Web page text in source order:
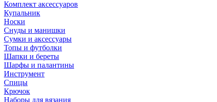
Комплект аксессуаров
Купальник
Носки
Снуды и манишки
Сумки и аксессуары
Топы и футболки
Шапки и береты
Шарфы и палантины
Инструмент
Спицы
Крючок
Наборы для вязания